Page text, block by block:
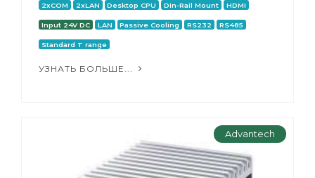
2xCOM 2xLAN Desktop CPU Din-Rail Mount HDMI
Input 24V DC LAN Passive Cooling RS232 RS485
Standard T range
УЗНАТЬ БОЛЬШЕ...
Advantech